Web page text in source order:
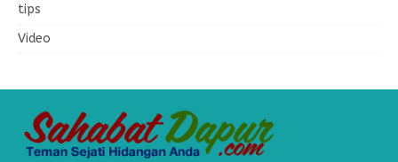
tips
Video